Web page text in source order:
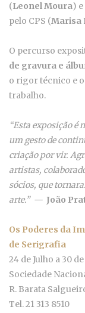
(Leonel Moura)
pelo CPS (Marisa
O percurso
de gravura e
o rigor técnico e
trabalho.
“Esta exposição é
um gesto de
criação por vir.
artistas,
sócios, que
arte.” — João
Os Poderes da
de Serigrafia
24 de Julho a 30
Sociedade
R. Barata
Tel. 21 313 8510